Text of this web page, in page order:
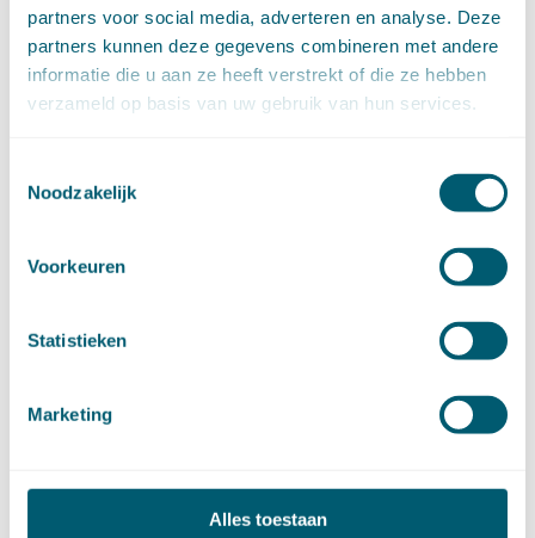
partners voor social media, adverteren en analyse. Deze
partners kunnen deze gegevens combineren met andere
informatie die u aan ze heeft verstrekt of die ze hebben
verzameld op basis van uw gebruik van hun services.
Noodzakelijk
Voorkeuren
Statistieken
Marketing
Alles toestaan
november (14)
oktober (14)
september (8)
augustus (2)
mei (12)
april (20)
februari (12)
december (8)
september (8)
juli (10)